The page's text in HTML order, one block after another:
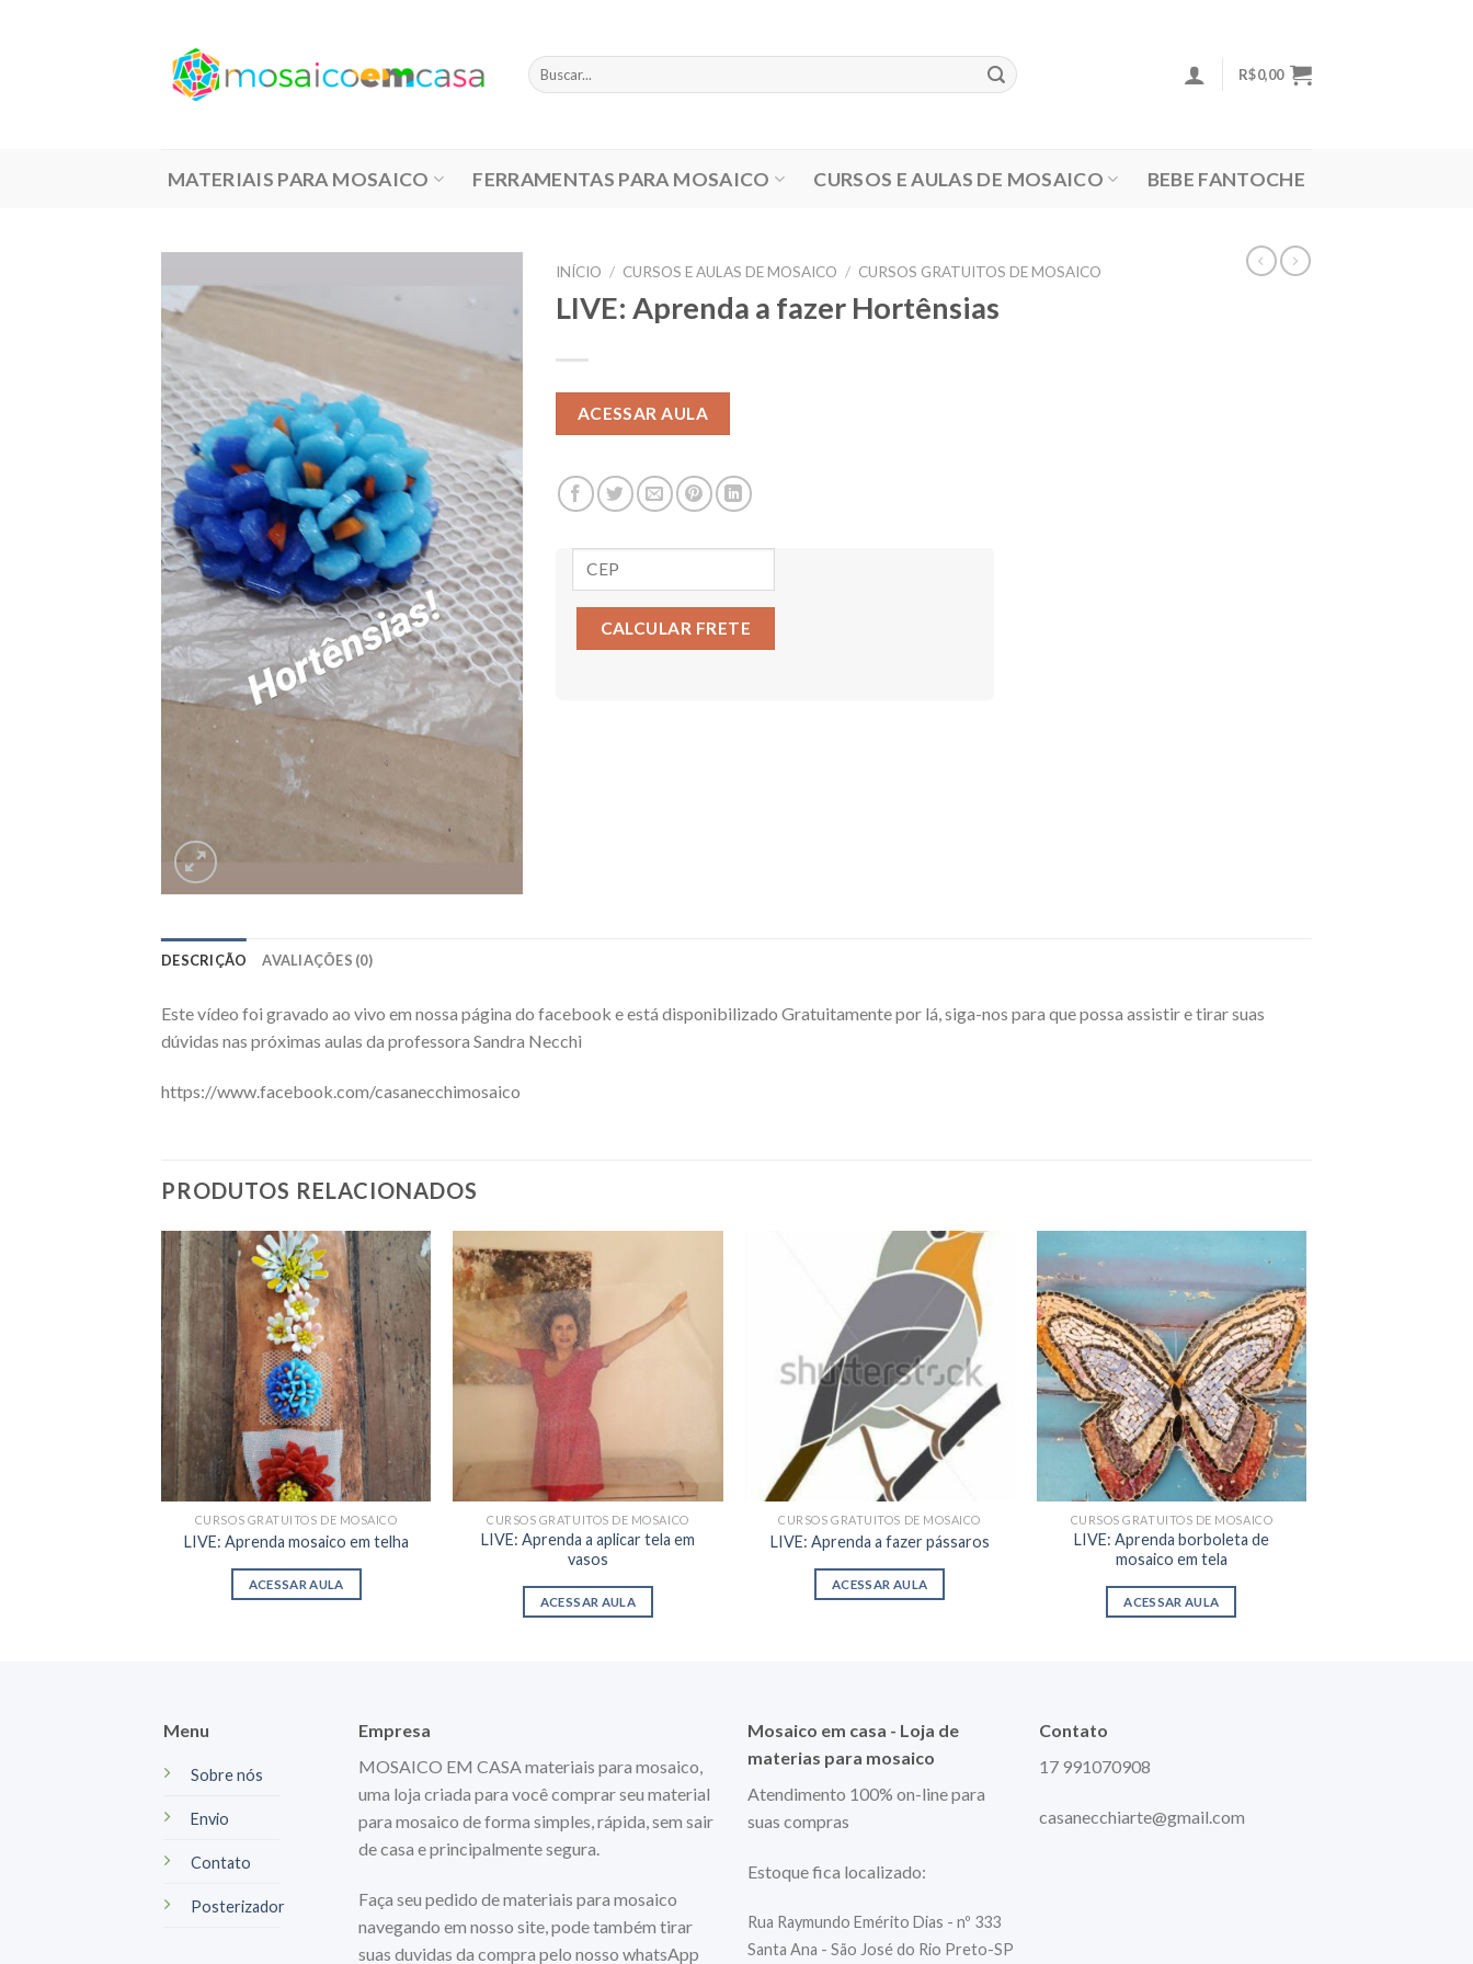
Pesquisar
por:
R$0,00
MATERIAIS PARA MOSAICO FERRAMENTAS PARA MOSAICO CURSOS E AULAS DE MOSAICO BEBE FANTOCHE
INÍCIO / CURSOS E AULAS DE MOSAICO / CURSOS GRATUITOS DE MOSAICO
LIVE: Aprenda a fazer Hortênsias
CALCULAR FRETE
ACESSAR AULA
DESCRIÇÃO AVALIAÇÕES (0)
Este vídeo foi gravado ao vivo em nossa página do facebook e está disponibilizado Gratuitamente por lá, siga-nos para que possa assistir e tirar suas
dúvidas nas próximas aulas da professora Sandra Necchi
https://www.facebook.com/casanecchimosaico
PRODUTOS RELACIONADOS
CURSOS GRATUITOS DE MOSAICO
LIVE: Aprenda mosaico em telha
ACESSAR AULA
CURSOS GRATUITOS DE MOSAICO
LIVE: Aprenda a aplicar tela em
vasos
ACESSAR AULA
CURSOS GRATUITOS DE MOSAICO
LIVE: Aprenda a fazer pássaros
ACESSAR AULA
CURSOS GRATUITOS DE MOSAICO
LIVE: Aprenda borboleta de
mosaico em tela
ACESSAR AULA
Menu
Sobre nós
Envio
Contato
Posterizador
Empresa
MOSAICO EM CASA materiais para mosaico,
uma loja criada para você comprar seu material
para mosaico de forma simples, rápida, sem sair
de casa e principalmente segura.
Faça seu pedido de materiais para mosaico
navegando em nosso site, pode também tirar
suas duvidas da compra pelo nosso whatsApp
Mosaico em casa - Loja de
materias para mosaico
Atendimento 100% on-line para
suas compras
Estoque fica localizado:
Rua Raymundo Emérito Dias - nº 333
Santa Ana - São José do Rio Preto-SP
Contato
17 991070908
casanecchiarte@gmail.com